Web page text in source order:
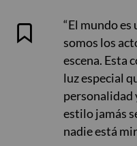
“El mundo
somos los
escena. Esta
luz especial
personalidad
estilo jamás
nadie está